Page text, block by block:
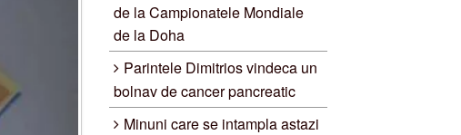
de la Campionatele Mondiale
de la Doha
Parintele Dimitrios vindeca un
bolnav de cancer pancreatic
Minuni care se intampla astazi